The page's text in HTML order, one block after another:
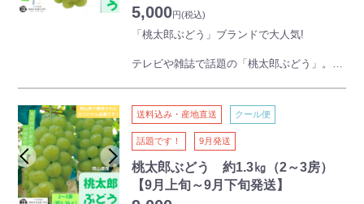
5,000円(税込)
「桃太郎ぶどう」ブランドで大人気!
テレビや雑誌で話題の「桃太郎ぶどう」。種
逃がさず食べられます。
※品種:瀬戸ジャイアンツ
送料込み・産地直送 クール便
話題です！ 9月発送
桃太郎ぶどう 約1.3㎏（2～3房）
【9月上旬～9月下旬発送】